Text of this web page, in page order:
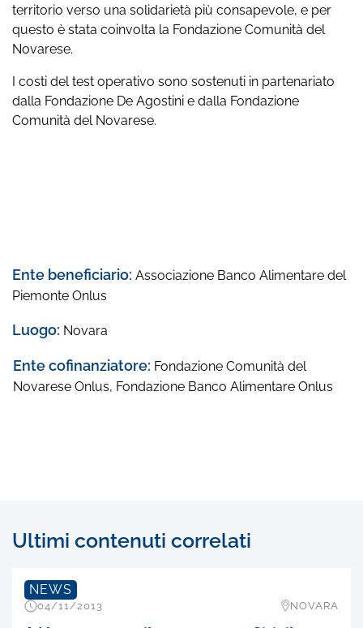
territorio verso una solidarietà più consapevole, e per
questo è stata coinvolta la Fondazione Comunità del
Novarese.
I costi del test operativo sono sostenuti in partenariato
dalla Fondazione De Agostini e dalla Fondazione
Comunità del Novarese.
Ente beneficiario: Associazione Banco Alimentare del
Piemonte Onlus
Luogo: Novara
Ente cofinanziatore: Fondazione Comunità del
Novarese Onlus, Fondazione Banco Alimentare Onlus
Ultimi contenuti correlati
NEWS
04/11/2013 NOVARA